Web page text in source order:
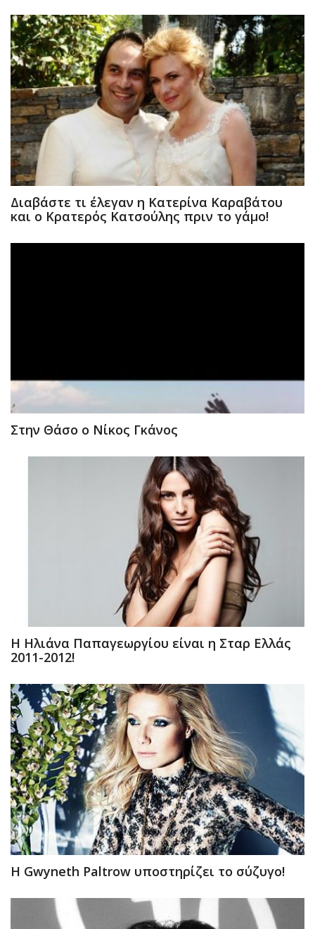
Διαβάστε τι έλεγαν η Κατερίνα Καραβάτου
και ο Κρατερός Κατσούλης πριν το γάμο!
Στην Θάσο ο Νίκος Γκάνος
H Hλιάνα Παπαγεωργίου είναι η Σταρ Ελλάς
2011-2012!
H Gwyneth Paltrow υποστηρίζει το σύζυγο!